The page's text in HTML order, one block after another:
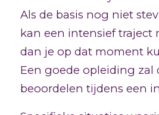
Als de basis nog niet
kan een intensief traject
dan je op dat moment
Een goede opleiding zal
beoordelen tijdens een